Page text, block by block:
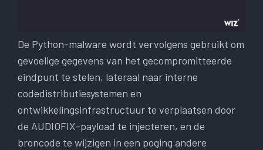
De Python-malware wordt vervolgens gebruikt om
gevoelige gegevens van het gecompromitteerde
eindpunt te stelen, lateraal naar interne
codedistributiesystemen en
ontwikkelingsinfrastructuur te verplaatsen door
de AUDIOFIX-payload te injecteren, en de
broncode te wijzigen in een poging andere